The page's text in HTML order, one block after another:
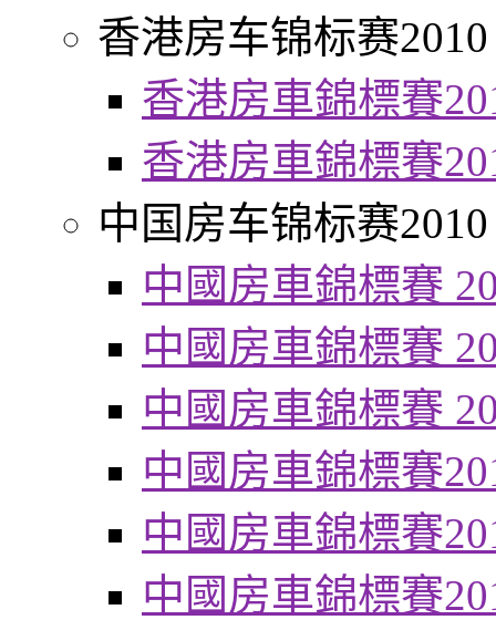
香港房车锦标赛2010
香港房車錦標賽
香港房車錦標賽
中国房车锦标赛2010
中國房車錦標賽
中國房車錦標賽
中國房車錦標賽
中國房車錦標賽
中國房車錦標賽
中國房車錦標賽